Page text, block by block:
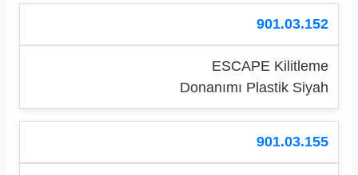
901.03.152
ESCAPE Kilitleme
Donanımı Plastik Siyah
901.03.155